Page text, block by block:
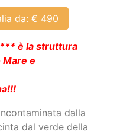
da: € 490
è la struttura
Mare e
dalla
cinta dal verde della